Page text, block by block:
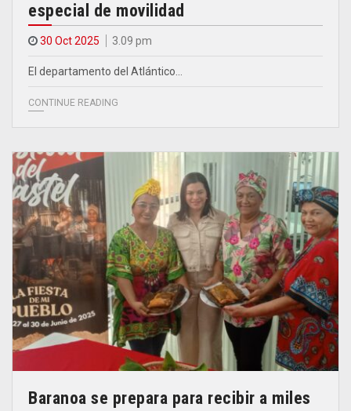
especial de movilidad
30 Oct 2025 3.09 pm
El departamento del Atlántico…
CONTINUE READING
Baranoa se prepara para recibir a miles